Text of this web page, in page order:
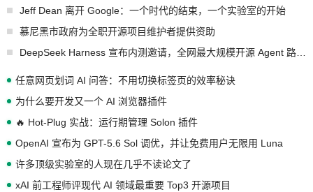
Jeff Dean 离开 Google：一个时代的结束，一个实验室的开始
慕尼黑市政府为全职开源项目维护者提供资助
任意网页划词 AI 问答：不用切换标签页的效率秘诀
为什么要开发又一个 AI 浏览器插件
🔥 Hot-Plug 实战：运行期管理 Solon 插件
OpenAI 宣布为 GPT-5.6 Sol 调优，并让免费用户无限用 Luna
许多顶级实验室的人现在几乎不读论文了
xAI 前工程师评现代 AI 领域最重要 Top3 开源项目